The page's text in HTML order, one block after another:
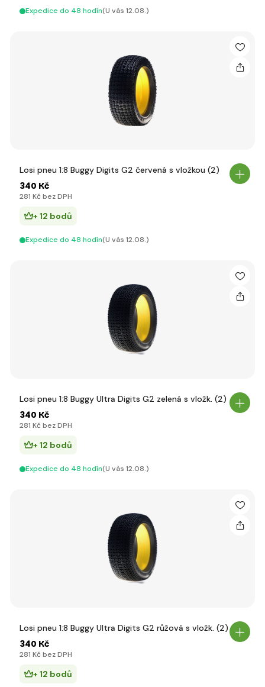
Expedice do 48 hodín(U vás 12.08.)
Losi pneu 1:8 Buggy Digits G2 červená s vložkou (2)
340 Kč
281 Kč bez DPH
+ 12 bodů
Expedice do 48 hodín(U vás 12.08.)
Losi pneu 1:8 Buggy Ultra Digits G2 zelená s vložk. (2)
340 Kč
281 Kč bez DPH
+ 12 bodů
Expedice do 48 hodín(U vás 12.08.)
Losi pneu 1:8 Buggy Ultra Digits G2 růžová s vložk. (2)
340 Kč
281 Kč bez DPH
+ 12 bodů